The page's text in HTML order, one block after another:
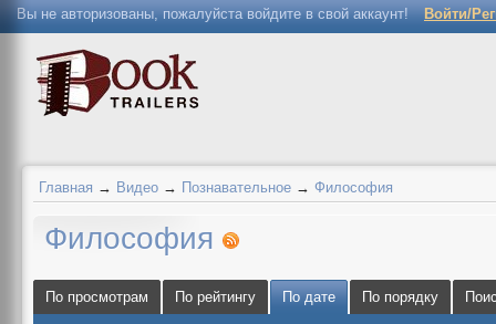
Вы не авторизованы, пожалуйста войдите в свой аккаунт! Войти/
Главная → Видео → Познавательное → Философия
Философия
По просмотрам По рейтингу По дате По порядку